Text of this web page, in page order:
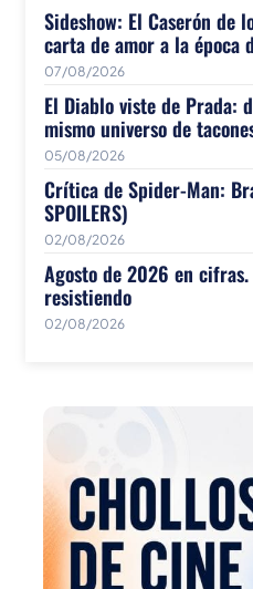
Sideshow: El Caserón de
carta de amor a la época
07/08/2026
El Diablo viste de Prada:
mismo universo de
05/08/2026
Crítica de Spider-Man:
SPOILERS)
02/08/2026
Agosto de 2026 en
resistiendo
02/08/2026